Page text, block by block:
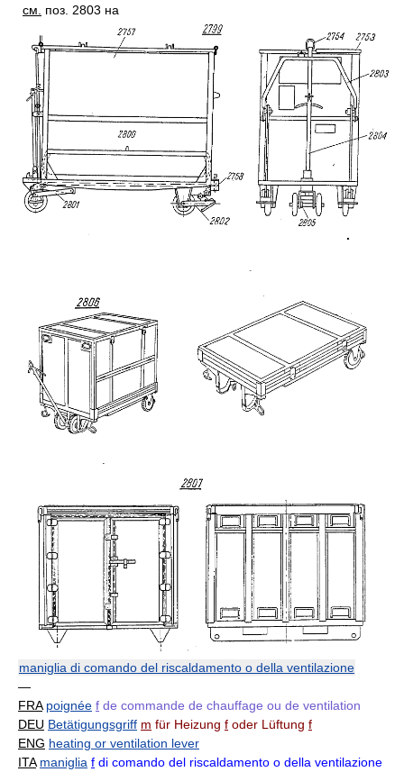
см.
поз. 2803 на
maniglia di comando del riscaldamento o della ventilazione
—
FRA poignée f de commande de chauffage ou de ventilation
DEU Betätigungsgriff m für Heizung f oder Lüftung f
ENG heating or ventilation lever
ITA maniglia f di comando del riscaldamento o della ventilazione